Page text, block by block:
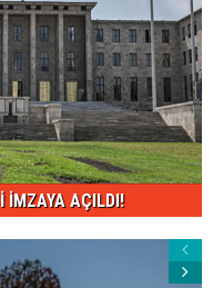
İMZAYA AÇILDI!